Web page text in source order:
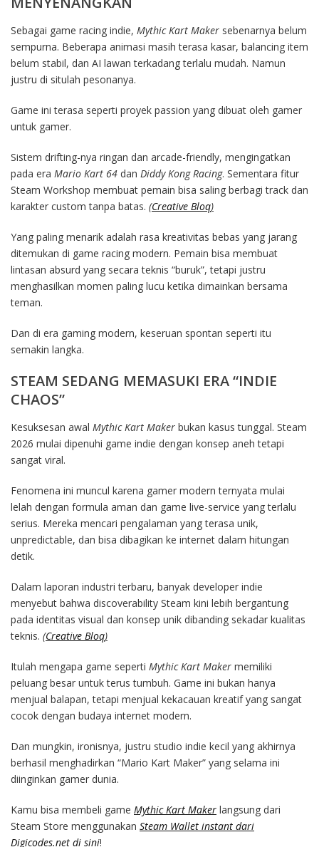
Sebagai game racing indie, Mythic Kart Maker sebenarnya belum
sempurna. Beberapa animasi masih terasa kasar, balancing item
belum stabil, dan AI lawan terkadang terlalu mudah. Namun
justru di situlah pesonanya.
Game ini terasa seperti proyek passion yang dibuat oleh gamer
untuk gamer.
Sistem drifting-nya ringan dan arcade-friendly, mengingatkan
pada era Mario Kart 64 dan Diddy Kong Racing. Sementara fitur
Steam Workshop membuat pemain bisa saling berbagi track dan
karakter custom tanpa batas. (Creative Bloq)
Yang paling menarik adalah rasa kreativitas bebas yang jarang
ditemukan di game racing modern. Pemain bisa membuat
lintasan absurd yang secara teknis “buruk”, tetapi justru
menghasilkan momen paling lucu ketika dimainkan bersama
teman.
Dan di era gaming modern, keseruan spontan seperti itu
semakin langka.
STEAM SEDANG MEMASUKI ERA “INDIE
CHAOS”
Kesuksesan awal Mythic Kart Maker bukan kasus tunggal. Steam
2026 mulai dipenuhi game indie dengan konsep aneh tetapi
sangat viral.
Fenomena ini muncul karena gamer modern ternyata mulai
lelah dengan formula aman dan game live-service yang terlalu
serius. Mereka mencari pengalaman yang terasa unik,
unpredictable, dan bisa dibagikan ke internet dalam hitungan
detik.
Dalam laporan industri terbaru, banyak developer indie
menyebut bahwa discoverability Steam kini lebih bergantung
pada identitas visual dan konsep unik dibanding sekadar kualitas
teknis. (Creative Bloq)
Itulah mengapa game seperti Mythic Kart Maker memiliki
peluang besar untuk terus tumbuh. Game ini bukan hanya
menjual balapan, tetapi menjual kekacauan kreatif yang sangat
cocok dengan budaya internet modern.
Dan mungkin, ironisnya, justru studio indie kecil yang akhirnya
berhasil menghadirkan “Mario Kart Maker” yang selama ini
diinginkan gamer dunia.
Kamu bisa membeli game Mythic Kart Maker langsung dari
Steam Store menggunakan Steam Wallet instant dari
Digicodes.net di sini!